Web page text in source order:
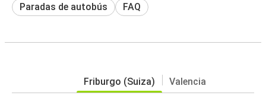
Paradas de autobús FAQ
Friburgo (Suiza) Valencia